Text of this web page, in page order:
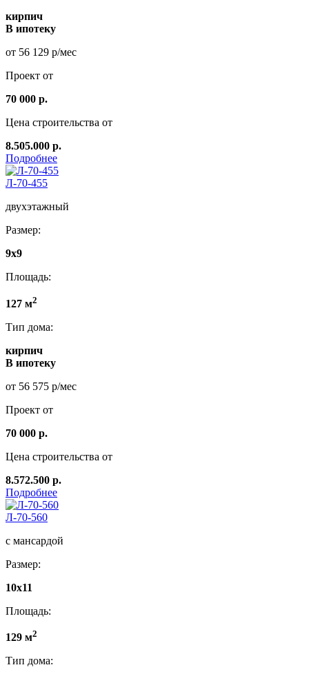
кирпич
В ипотеку
от 56 129 р/мес
Проект от
70 000 р.
Цена строительства от
8.505.000 р.
Подробнее
Л-70-455
двухэтажный
Размер:
9х9
Площадь:
127 м2
Тип дома:
кирпич
В ипотеку
от 56 575 р/мес
Проект от
70 000 р.
Цена строительства от
8.572.500 р.
Подробнее
Л-70-560
с мансардой
Размер:
10х11
Площадь:
129 м2
Тип дома: